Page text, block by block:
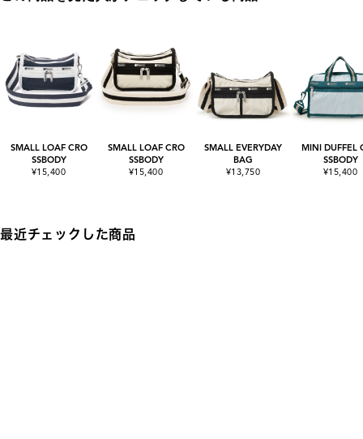
SMALL LOAF CRO
SSBODY
¥15,400
SMALL LOAF CRO
SSBODY
¥15,400
SMALL EVERYDAY
BAG
¥13,750
MINI DUFFEL
SSBODY
¥15,400
最近チェックした商品